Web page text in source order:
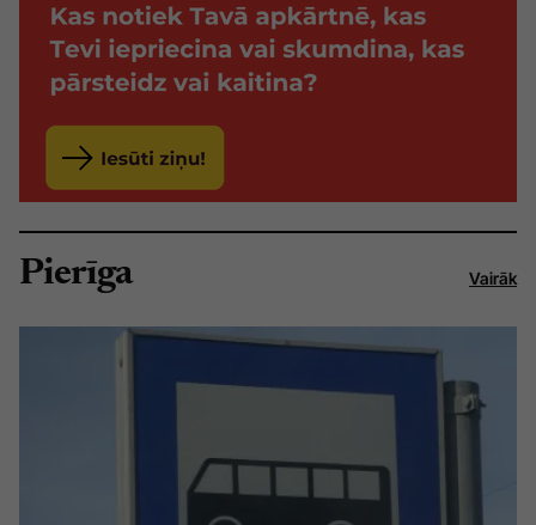
Pierīga Vairāk